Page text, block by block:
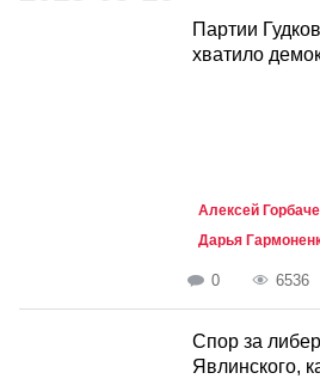
Партии
хватило
Алексей
Дарья
0 6536
Спор за
Явлинского,